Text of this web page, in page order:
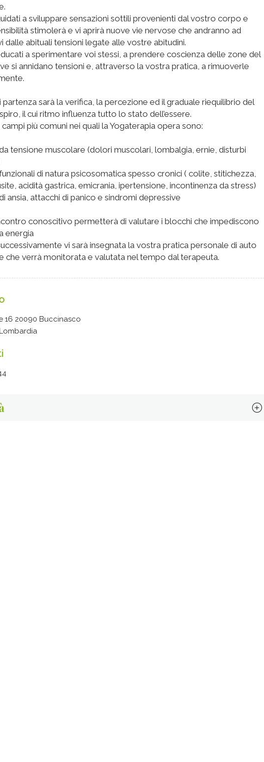
a sviluppare sensazioni sottili provenienti dal vostro corpo e
stimolerà e vi aprirà nuove vie nervose che andranno ad
dalle abituali tensioni legate alle vostre abitudini.
a sperimentare voi stessi, a prendere coscienza delle zone del
si annidano tensioni e, attraverso la vostra pratica, a rimuoverle
partenza sarà la verifica, la percezione ed il graduale riequilibrio del
il cui ritmo influenza tutto lo stato dell’essere.
campi più comuni nei quali la Yogaterapia opera sono:
tensione muscolare (dolori muscolari, lombalgia, ernie, disturbi
di natura psicosomatica spesso cronici ( colite, stitichezza,
acidità gastrica, emicrania, ipertensione, incontinenza da stress)
ansia, attacchi di panico e sindromi depressive
conoscitivo permetterà di valutare i blocchi che impediscono
energia
vi sarà insegnata la vostra pratica personale di auto
che verrà monitorata e valutata nel tempo dal terapeuta.
16 20090 Buccinasco